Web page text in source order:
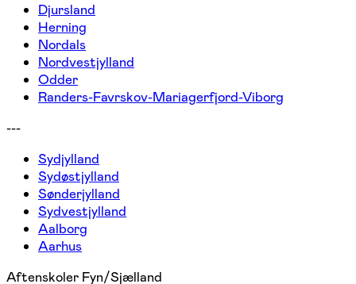
Djursland
Herning
Nordals
Nordvestjylland
Odder
Randers-Favrskov-Mariagerfjord-Viborg
---
Sydjylland
Sydøstjylland
Sønderjylland
Sydvestjylland
Aalborg
Aarhus
Aftenskoler Fyn/Sjælland